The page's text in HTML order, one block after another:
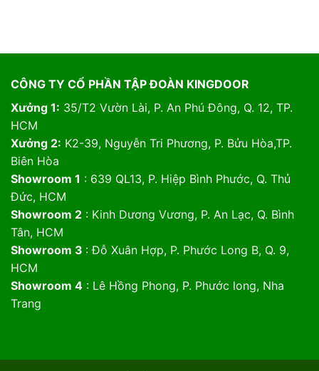
CÔNG TY CỔ PHẦN TẬP ĐOÀN KINGDOOR
Xưởng 1: 35/T2 Vườn Lài, P. An Phú Đông, Q. 12, TP.
HCM
Xưởng 2: K2-39, Nguyễn Tri Phương, P. Bửu Hòa,TP.
Biên Hòa
Showroom 1 : 639 QL13, P. Hiệp Bình Phước, Q. Thủ
Đức, HCM
Showroom 2: Kinh Dương Vương, P. An Lạc, Q. Bình
Tân, HCM
Showroom 3 : Đỗ Xuân Hợp, P. Phước Long B, Q. 9,
HCM
Showroom 4: Lê Hồng Phong, P. Phước long, Nha
Trang